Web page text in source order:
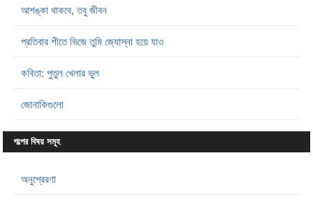
আশঙ্কা থাকবে, তবু জীবন
প্রতিবার শীতে ভিজে তুমি জ্যোস্না হয়ে যাও
কবিতা: পুতুল খেলার ভুল
জোনাকিগুলো
গল্পের বিষয় সমূহ
অনুপ্রেরণা